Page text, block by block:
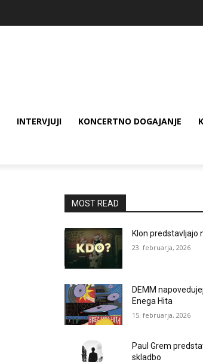
INTERVJUJI KONCERTNO DOGAJANJE
MOST READ
Klon predstavljajo
23. februarja, 2026
DEMM
Enega Hita
15. februarja, 2026
Paul Grem
skladbo